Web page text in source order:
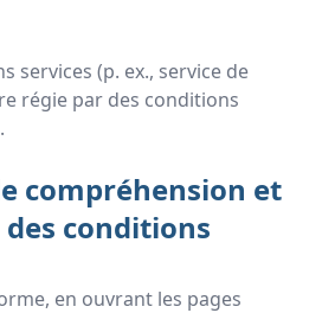
services (p. ex., service de
régie par des conditions
compréhension et
des conditions
en ouvrant les pages